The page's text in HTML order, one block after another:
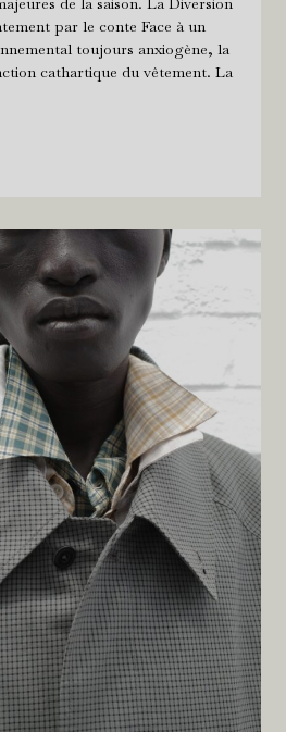
par le conte Face à un
toujours anxiogène, la
cathartique du vêtement. La